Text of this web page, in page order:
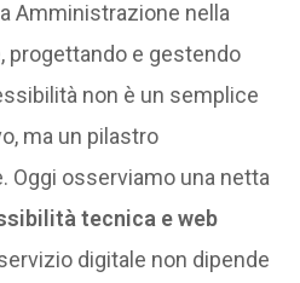
Amministrazione nella
progettando e gestendo
non è un semplice
ma un pilastro
Oggi osserviamo una netta
tecnica eweb
digitale non dipende